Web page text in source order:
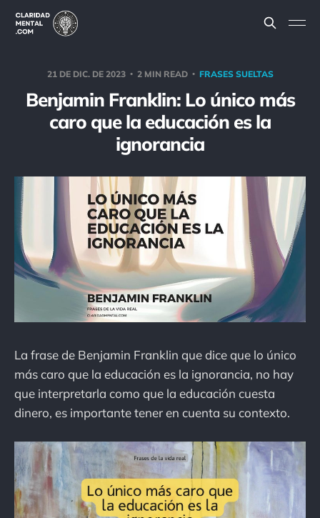
21 DE DIC. DE 2023 2 MIN READ FRASES SUELTAS
Benjamin Franklin: Lo único más
caro que la educación es la
ignorancia
La frase de Benjamin Franklin que dice que lo único
más caro que la educación es la ignorancia, no hay
que interpretarla como que la educación cuesta
dinero, es importante tener en cuenta su contexto.